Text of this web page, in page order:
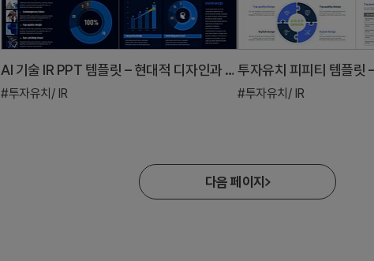
AI 기술 IR PPT 템플릿 – 현대적 디자인과 효과적인 데이터 시각화
#투자유치/ IR #투자유치/ IR
다음 페이지